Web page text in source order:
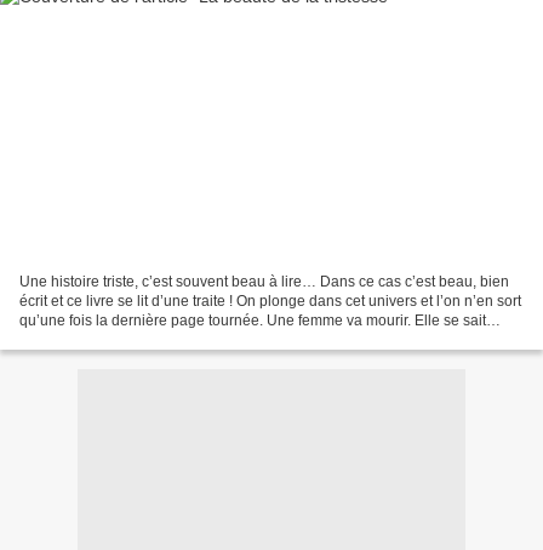
Une histoire triste, c’est souvent beau à lire… Dans ce cas c’est beau, bien
écrit et ce livre se lit d’une traite ! On plonge dans cet univers et l’on n’en sort
qu’une fois la dernière page tournée. Une femme va mourir. Elle se sait